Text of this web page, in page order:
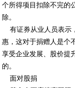
个所得项目扣除不完的
除。
有证券从业人员表示
惠，这对于捐赠人是个
享受企业发展、股价提
的。
面对股捐